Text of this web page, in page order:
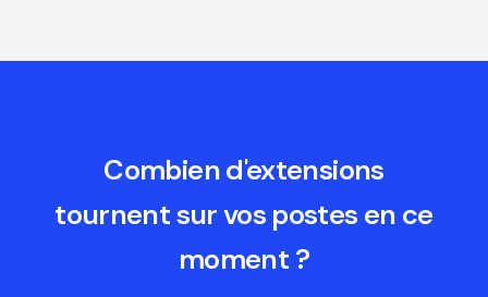
Combien d'extensions
tournent sur vos postes en ce
moment ?